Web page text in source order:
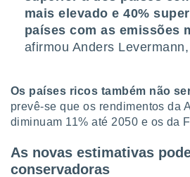
através
estudos
de
mais elevado e 40%
países com as emissões
afirmou Anders
Os países ricos também não
prevê-se que os rendimentos da
diminuam 11% até 2050 e os da
As novas estimativas
conservadoras